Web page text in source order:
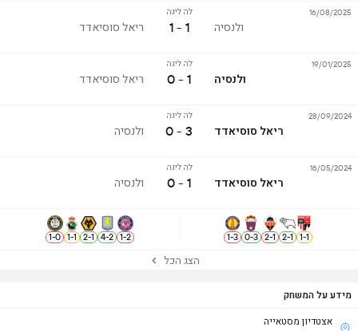
מידע על המשחק
אצטדיון מסטאייה
ולנסיה
לה ליגה
1 - 1 ריאל סוסיאדד
16/08/2025
ולנסיה
לה ליגה
1 - 0 ריאל סוסיאדד
19/01/2025
ריאל סוסיאדד
לה ליגה
3 - 0 ולנסיה
28/09/2024
ריאל סוסיאדד
לה ליגה
1 - 0 ולנסיה
16/05/2024
1
-
1
1
-
2
1
-
2
3
-
0
3
-
1
2
-
1
2
-
4
1
-
2
1
-
1
0
-
1
הצג הכל